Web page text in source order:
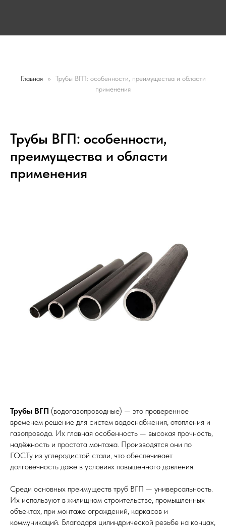
Заказать звонок
Главная
Трубы ВГП: особенности, преимущества и области
применения
Трубы ВГП: особенности,
преимущества и области
применения
Трубы ВГП (водогазопроводные) — это проверенное
временем решение для систем водоснабжения, отопления и
газопровода. Их главная особенность — высокая прочность,
надёжность и простота монтажа. Производятся они по
ГОСТу из углеродистой стали, что обеспечивает
долговечность даже в условиях повышенного давления.
Среди основных преимуществ труб ВГП — универсальность.
Их используют в жилищном строительстве, промышленных
объектах, при монтаже ограждений, каркасов и
коммуникаций. Благодаря цилиндрической резьбе на концах,
Заказать звонок